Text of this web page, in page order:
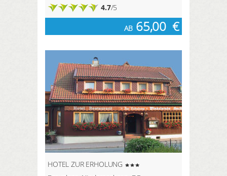
4.7/5
AB 65,00 €
HOTEL ZUR ERHOLUNG